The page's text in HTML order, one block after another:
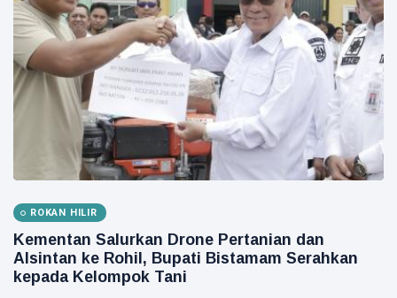
ROKAN HILIR
Kementan Salurkan Drone Pertanian dan
Alsintan ke Rohil, Bupati Bistamam Serahkan
kepada Kelompok Tani